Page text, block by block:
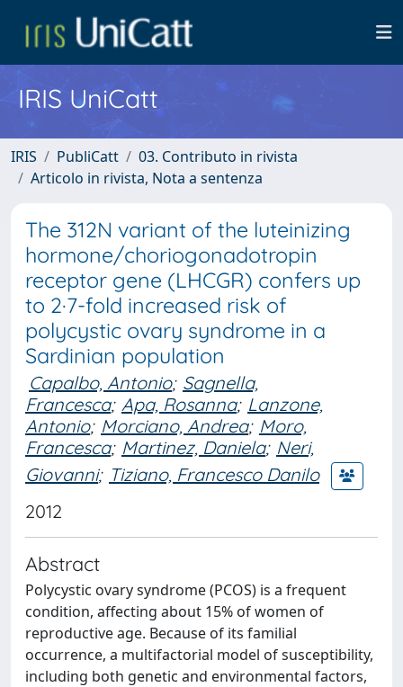
IRIS UniCatt
IRIS PubliCatt
03. Contributo in rivista
Articolo in rivista, Nota a sentenza
The 312N variant of the luteinizing
hormone/choriogonadotropin
receptor gene (LHCGR) confers up
to 2·7-fold increased risk of
polycystic ovary syndrome in a
Sardinian population
Capalbo, Antonio; Sagnella,
Francesca; Apa, Rosanna; Lanzone,
Antonio; Morciano, Andrea; Moro,
Francesca; Martinez, Daniela; Neri,
Giovanni; Tiziano, Francesco Danilo
2012
Abstract
Polycystic ovary syndrome (PCOS) is a frequent
condition, affecting about 15% of women of
reproductive age. Because of its familial
occurrence, a multifactorial model of susceptibility,
including both genetic and environmental factors,